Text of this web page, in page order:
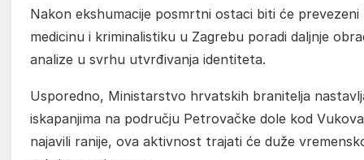
Nakon ekshumacije posmrtni ostaci biti će
medicinu i kriminalistiku u Zagrebu poradi daljnje
analize u svrhu utvrđivanja identiteta.
Usporedno, Ministarstvo hrvatskih branitelja
iskapanjima na području Petrovačke dole kod
najavili ranije, ova aktivnost trajati će duže